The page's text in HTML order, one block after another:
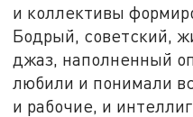
и коллективы
Бодрый, советский,
джаз, наполненный
любили и понимали
и рабочие, и